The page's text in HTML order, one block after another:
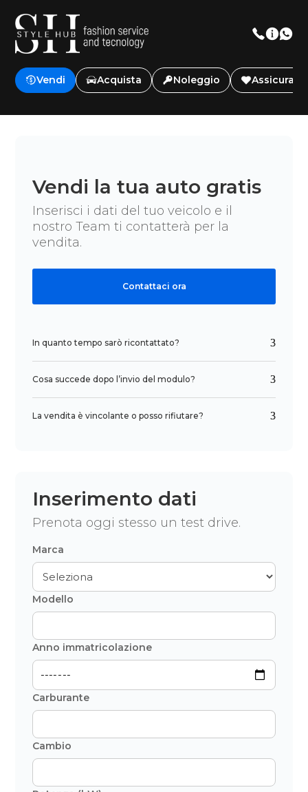
Vendi Acquista Noleggio
Vendi la tua auto gratis
Inserisci i dati del tuo veicolo e il
nostro Team ti contatterà per la
vendita.
Contattaci ora
In quanto tempo sarò ricontattato?
Cosa succede dopo l’invio del modulo?
La vendita è vincolante o posso rifiutare?
Inserimento dati
Prenota oggi stesso un test drive.
Marca
Modello
Anno immatricolazione
Carburante
Cambio